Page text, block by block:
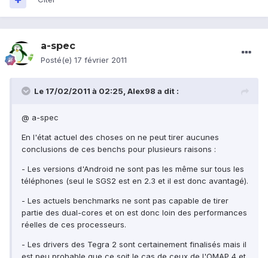
a-spec
Posté(e) 17 février 2011
Le 17/02/2011 à 02:25, Alex98 a dit :
@ a-spec
En l'état actuel des choses on ne peut tirer aucunes
conclusions de ces benchs pour plusieurs raisons :
- Les versions d'Android ne sont pas les même sur tous les
téléphones (seul le SGS2 est en 2.3 et il est donc avantagé).
- Les actuels benchmarks ne sont pas capable de tirer
partie des dual-cores et on est donc loin des performances
réelles de ces processeurs.
- Les drivers des Tegra 2 sont certainement finalisés mais il